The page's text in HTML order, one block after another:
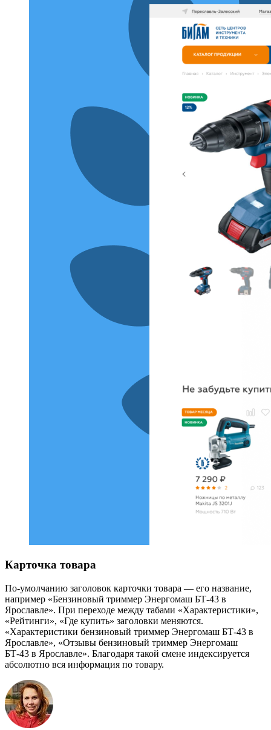
Карточка товара
По-умолчанию заголовок карточки товара — его название,
например «Бензиновый триммер Энергомаш БТ-43 в
Ярославле». При переходе между табами «Характеристики»,
«Рейтинги», «Где купить» заголовки меняются.
«Характеристики бензиновый триммер Энергомаш БТ-43 в
Ярославле», «Отзывы бензиновый триммер Энергомаш
БТ-43 в Ярославле». Благодаря такой смене индексируется
абсолютно вся информация по товару.